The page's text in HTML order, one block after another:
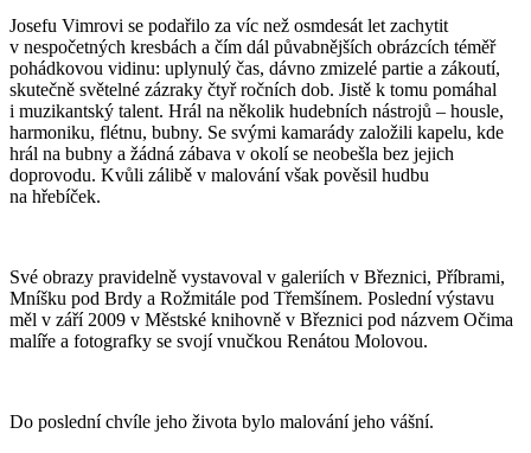
Josefu Vimrovi se podařilo za víc než osmdesát let zachytit
v nespočetných kresbách a čím dál půvabnějších obrázcích téměř
pohádkovou vidinu: uplynulý čas, dávno zmizelé partie a zákoutí,
skutečně světelné zázraky čtyř ročních dob. Jistě k tomu pomáhal
i muzikantský talent. Hrál na několik hudebních nástrojů – housle,
harmoniku, flétnu, bubny. Se svými kamarády založili kapelu, kde
hrál na bubny a žádná zábava v okolí se neobešla bez jejich
doprovodu. Kvůli zálibě v malování však pověsil hudbu
na hřebíček.
Své obrazy pravidelně vystavoval v galeriích v Březnici, Příbrami,
Mníšku pod Brdy a Rožmitále pod Třemšínem. Poslední výstavu
měl v září 2009 v Městské knihovně v Březnici pod názvem Očima
malíře a fotografky se svojí vnučkou Renátou Molovou.
Do poslední chvíle jeho života bylo malování jeho vášní.